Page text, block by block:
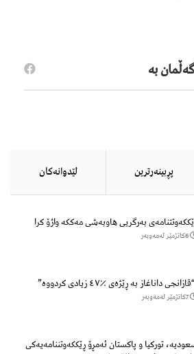
بە
پڕبینەرترین لێدوانەكان
بەرگریی هاوبەشی مەککە واژۆ کرا
6كاتژمێر لەمەوبەر
“قازانجی داناغاز بە ڕێژەی ٪٤٧ زیادی کردووە”
7كاتژمێر لەمەوبەر
تورکیا و پاکستان ئەمڕۆ ڕێککەوتننامەیەکی